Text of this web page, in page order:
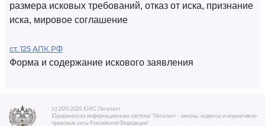
размера исковых требований, отказ от иска, признание
иска, мировое соглашение
ст. 125 АПК РФ
Форма и содержание искового заявления
(c) 2015-2026 ЮИС Легалакт
Юридическая информационная система "Легалакт - законы, кодексы и нормативно-
правовые акты Российской Федерации"